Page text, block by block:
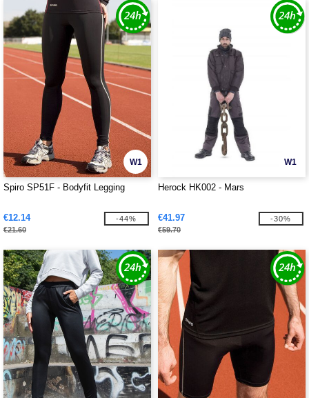
W1
Spiro SP51F - Bodyfit Legging
€12.14
€21.60
-44%
W1
Herock HK002 - Mars
€41.97
€59.70
-30%